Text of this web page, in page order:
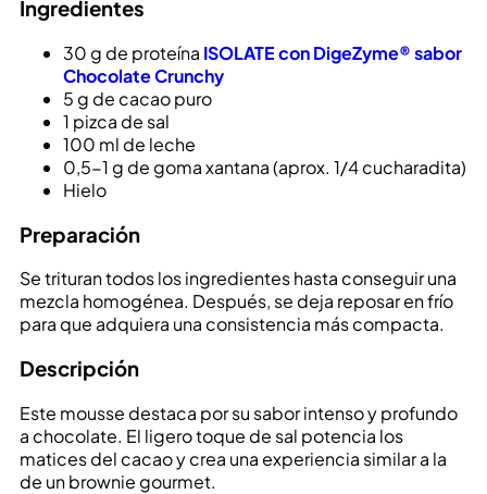
Ingredientes
30 g de proteína ISOLATE con DigeZyme® sabor
Chocolate Crunchy
5 g de cacao puro
1 pizca de sal
100 ml de leche
0,5-1 g de goma xantana (aprox. 1/4 cucharadita)
Hielo
Preparación
Se trituran todos los ingredientes hasta conseguir una
mezcla homogénea. Después, se deja reposar en frío
para que adquiera una consistencia más compacta.
Descripción
Este mousse destaca por su sabor intenso y profundo
a chocolate. El ligero toque de sal potencia los
matices del cacao y crea una experiencia similar a la
de un brownie gourmet.